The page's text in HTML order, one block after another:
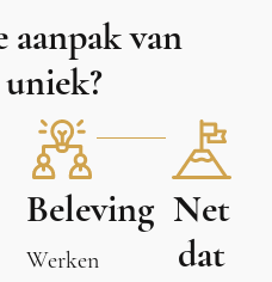
aanpak van
Beleving
Werken
Net
dat